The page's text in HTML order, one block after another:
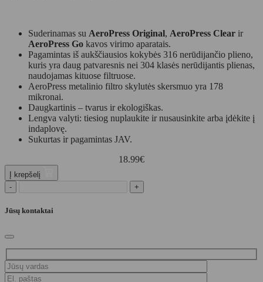
Suderinamas su AeroPress Original, AeroPress Clear ir
AeroPress Go kavos virimo aparatais.
Pagamintas iš aukščiausios kokybės 316 nerūdijančio plieno,
kuris yra daug patvaresnis nei 304 klasės nerūdijantis plienas,
naudojamas kituose filtruose.
AeroPress metalinio filtro skylutės skersmuo yra 178
mikronai.
Daugkartinis – tvarus ir ekologiškas.
Lengva valyti: tiesiog nuplaukite ir nusausinkite arba įdėkite į
indaplovę.
Sukurtas ir pagamintas JAV.
18.99€
Į krepšelį
-
+
Jūsų kontaktai